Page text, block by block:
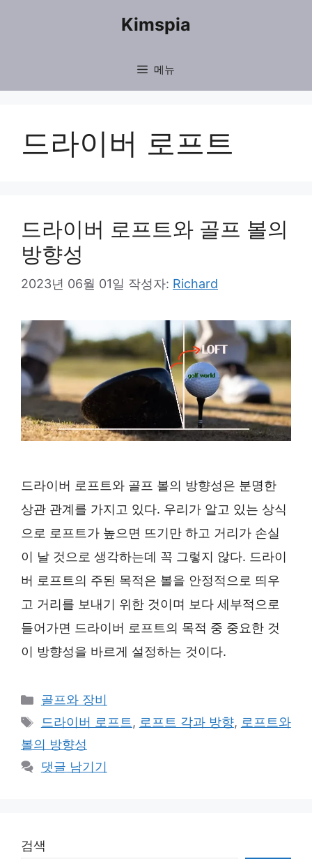
Kimspia
메뉴
드라이버 로프트
드라이버 로프트와 골프 볼의
방향성
2023년 06월 01일 작성자: Richard
드라이버 로프트와 골프 볼의 방향성은 분명한
상관 관계를 가지고 있다. 우리가 알고 있는 상식
으로 로프트가 높으면 뜨기만 하고 거리가 손실
이 날 것으로 생각하는데 꼭 그렇지 않다. 드라이
버 로프트의 주된 목적은 볼을 안정적으로 띄우
고 거리를 보내기 위한 것이며 보다 세부적으로
들어가면 드라이버 로프트의 목적 중 중요한 것
이 방향성을 바르게 설정하는 것이다.
카
테
고
리
골프와 장비
태
그
드라이버 로프트, 로프트 각과 방향, 로프트와
볼의 방향성
댓글 남기기
검색